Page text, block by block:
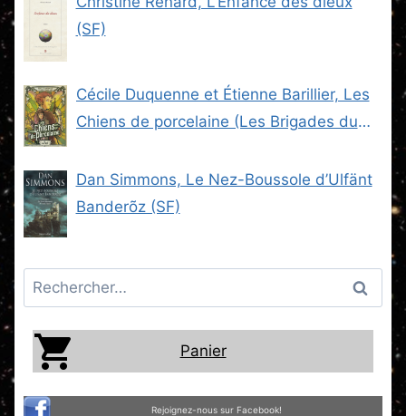
(SF)
Cécile Duquenne et Étienne Barillier, Les
Chiens de porcelaine (Les Brigades du
Dan Simmons, Le Nez-Boussole d’Ulfänt
Banderõz (SF)
Rechercher :
Panier
Rejoignez-nous sur Facebook!